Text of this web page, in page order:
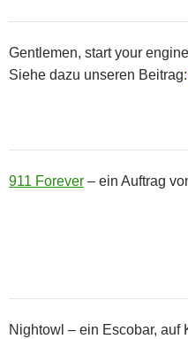
Gentlemen, start your
Siehe dazu unseren Beitrag:
911 Forever – ein Auftrag
Nightowl – ein Escobar, auf